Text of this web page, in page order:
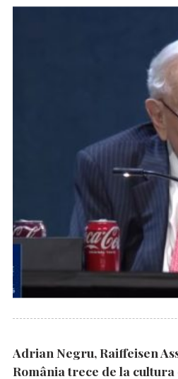
Adrian Negru, Raiffeisen
România trece de la